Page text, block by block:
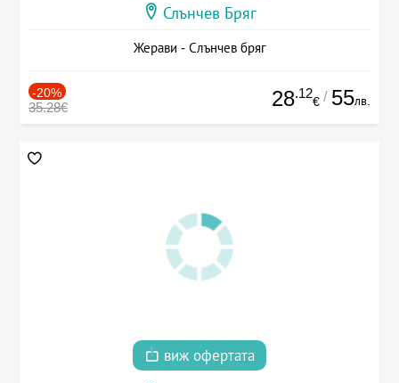
Слънчев Бряг
Жерави - Слънчев бряг
-20%
35.28€ 28.12
€ / 55лв.
виж офертата